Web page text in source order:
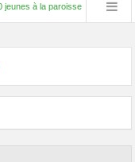
à la paroisse Saint Augustin de